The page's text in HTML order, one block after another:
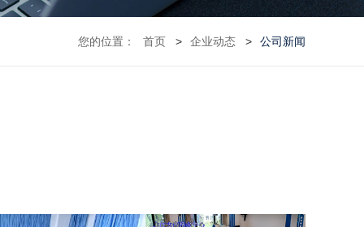
您的位置： 首页 企业动态 公司新闻